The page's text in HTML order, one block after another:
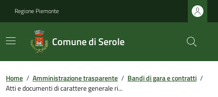
Regione Piemonte
Comune di Serole
Home / Amministrazione trasparente / Bandi di gara e contratti /
Atti e documenti di carattere generale ri...